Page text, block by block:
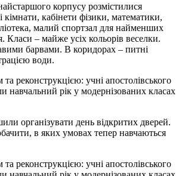
корпусу розмістилися
кімнати, кабінети фізики, математики,
малий спортзал для найменших
Класи – майже усіх кольорів веселки.
барвами. В коридорах – питні
води.
організувати день відкритих дверей.
в яких умовах тепер навчаються